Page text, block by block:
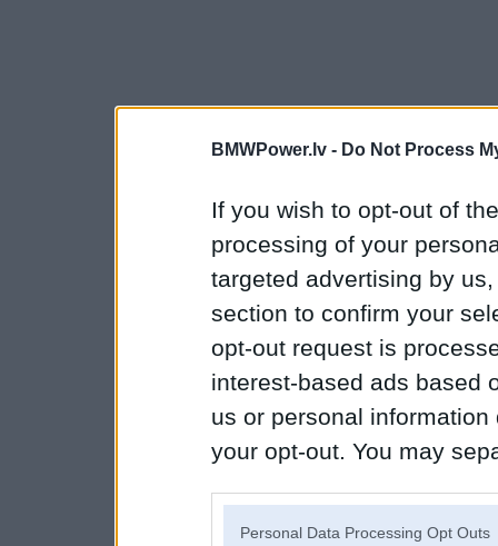
BMWPower.lv - Do Not Process
If you wish to opt-out of
processing of your
targeted advertising by
section to confirm your
opt-out request is
interest-based ads based
us or personal
your opt-out. You may
Personal Data Processing Opt Outs